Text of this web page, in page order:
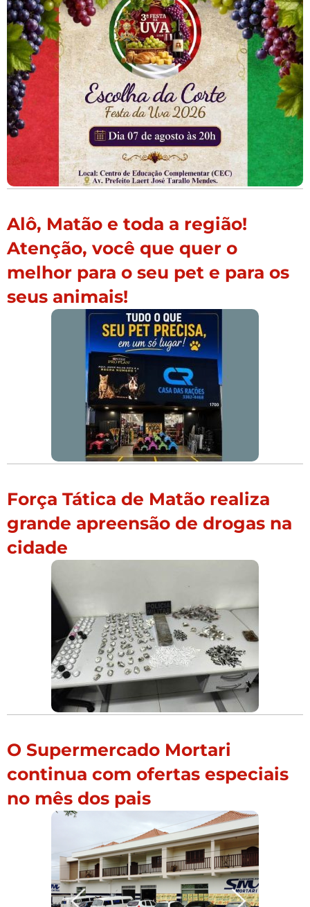
Alô, Matão e toda a região!
Atenção, você que quer o
melhor para o seu pet e para os
seus animais!
Força Tática de Matão realiza
grande apreensão de drogas na
cidade
O Supermercado Mortari
continua com ofertas especiais
no mês dos pais